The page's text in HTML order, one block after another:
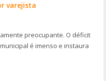
varejista
preocupante. O déficit
é imenso e instaura